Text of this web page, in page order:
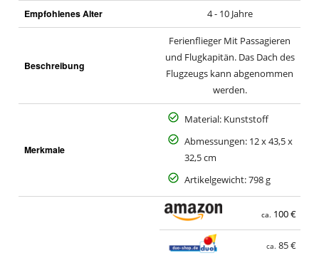
Empfohlenes Alter 4 - 10 Jahre
Beschreibung
Ferienflieger Mit Passagieren
und Flugkapitän. Das Dach des
Flugzeugs kann abgenommen
werden.
Merkmale
Material: Kunststoff
Abmessungen: 12 x 43,5 x
32,5 cm
Artikelgewicht: 798 g
ca. 100 €
ca. 85 €